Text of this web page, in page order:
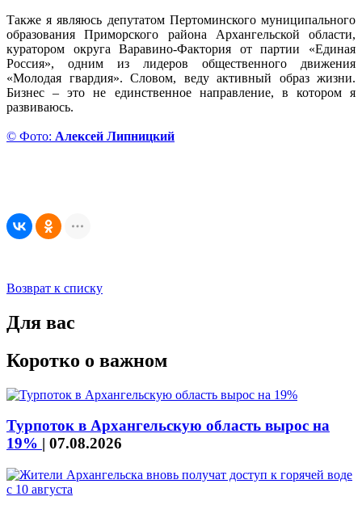
Также я являюсь депутатом Пертоминского муниципального
образования Приморского района Архангельской области,
куратором округа Варавино-Фактория от партии «Единая
Россия», одним из лидеров общественного движения
«Молодая гвардия». Словом, веду активный образ жизни.
Бизнес – это не единственное направление, в котором я
развиваюсь.
© Фото: Алексей Липницкий
Возврат к списку
Для вас
Коротко о важном
Турпоток в Архангельскую область вырос на
19% | 07.08.2026